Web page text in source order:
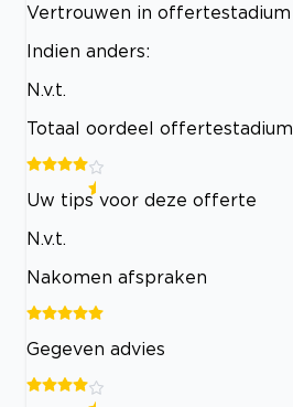
Vertrouwen in offertestadium
Indien anders:
N.v.t.
Totaal oordeel offertestadium
Uw tips voor deze offerte
N.v.t.
Nakomen afspraken
Gegeven advies